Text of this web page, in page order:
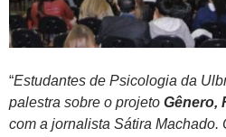
“Estudantes de Psicologia da
palestra sobre o projeto Gênero,
com a jornalista Sátira Machado.